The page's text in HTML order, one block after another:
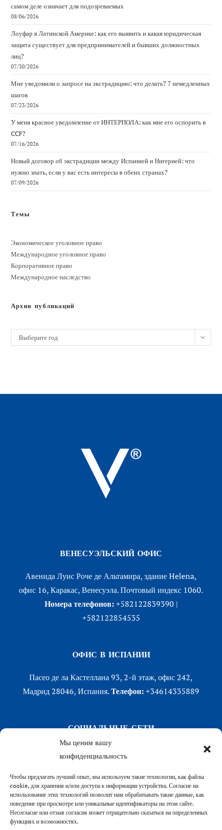
Мы ценим вашу
конфиденциальность
Чтобы предлагать лучший опыт, мы используем такие технологии, как файлы
cookie, для хранения и/или доступа к информации устройства. Согласие на
использование этих технологий позволит нам обрабатывать такие данные, как
поведение при просмотре или уникальные идентификаторы на этом сайте.
Несогласие или отзыв согласия может отрицательно сказаться на определенных
функциях и возможностях.
самом деле означает для подозреваемых
08/06/2026
Лоуфар в Латинской Америке: как его выявить и какая юридическая
защита существует для предпринимателей и бывших должностных
лиц?
07/30/2026
Мне уведомили о запросе на экстрадицию: что делать? 7 немедленных
шагов
07/23/2026
У меня красное уведомление от ИНТЕРПОЛА: как мне его оспорить в
CCF?
07/16/2026
Новый договор об экстрадиции между Испанией и Нигерией: что
нужно знать, если у вас есть интересы в обеих странах?
07/09/2026
Темы
Экономическое уголовное право
Международное уголовное право
Корпоративное право
Международное наследство
Архив публикаций
Архивы
Выберите год
ВЕНЕСУЭЛЬСКИЙ ОФИС
Авенида Луис Роче де Альтамира, здание Helena,
офис 16, Каракас, Венесуэла. Почтовый индекс 1060.
Номера телефонов:+582122839390 |
+582122854535
ОФИС В ИСПАНИИ
Пасео де ла Кастеллана 93, 2-й этаж, офис 242,
Мадрид 28046, Испания.Телефон:+34614335889
СОЦИАЛЬНЫЕ СЕТИ
Instagram
Facebook